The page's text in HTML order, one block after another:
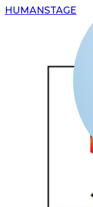
HUMANSTAGE